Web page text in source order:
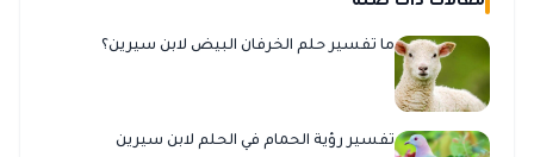
ما تفسير حلم الخرفان البيض لابن سيرين؟
تفسير رؤية الحمام في الحلم لابن سيرين